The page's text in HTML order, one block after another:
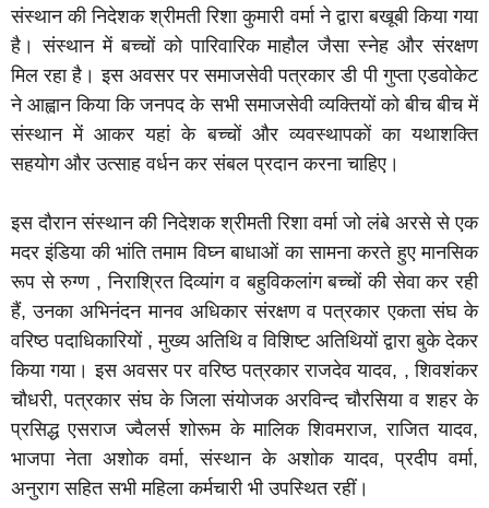
संस्थान की निदेशक श्रीमती रिशा कुमारी वर्मा ने द्वारा बखूबी किया गया
है। संस्थान में बच्चों को पारिवारिक माहौल जैसा स्नेह और संरक्षण
मिल रहा है। इस अवसर पर समाजसेवी पत्रकार डी पी गुप्ता एडवोकेट
ने आह्वान किया कि जनपद के सभी समाजसेवी व्यक्तियों को बीच बीच में
संस्थान में आकर यहां के बच्चों और व्यवस्थापकों का यथाशक्ति
सहयोग और उत्साह वर्धन कर संबल प्रदान करना चाहिए।
इस दौरान संस्थान की निदेशक श्रीमती रिशा वर्मा जो लंबे अरसे से एक
मदर इंडिया की भांति तमाम विघ्न बाधाओं का सामना करते हुए मानसिक
रूप से रुग्ण , निराश्रित दिव्यांग व बहुविकलांग बच्चों की सेवा कर रही
हैं, उनका अभिनंदन मानव अधिकार संरक्षण व पत्रकार एकता संघ के
वरिष्ठ पदाधिकारियों , मुख्य अतिथि व विशिष्ट अतिथियों द्वारा बुके देकर
किया गया। इस अवसर पर वरिष्ठ पत्रकार राजदेव यादव, , शिवशंकर
चौधरी, पत्रकार संघ के जिला संयोजक अरविन्द चौरसिया व शहर के
प्रसिद्ध एसराज ज्वैलर्स शोरूम के मालिक शिवमराज, राजित यादव,
भाजपा नेता अशोक वर्मा, संस्थान के अशोक यादव, प्रदीप वर्मा,
अनुराग सहित सभी महिला कर्मचारी भी उपस्थित रहीं।